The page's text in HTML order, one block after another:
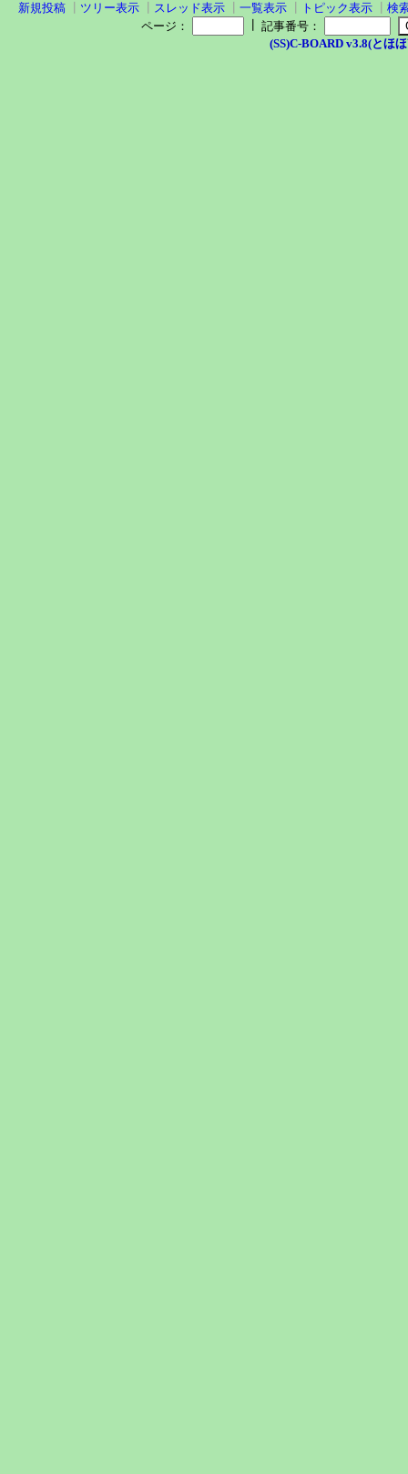
新規投稿
ツリー表示 スレッド表示 一覧表示 トピック表示
検
ページ：
記事番号：
(SS)C-BOARD v3.8(とほ